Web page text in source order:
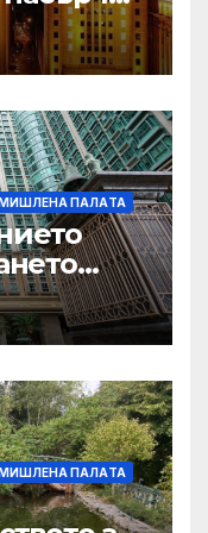
ПАЛAТА
на
в града
ПАЛAТА